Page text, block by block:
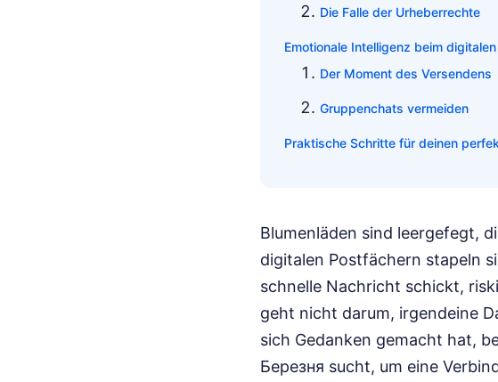
Die Falle der Urheberrechte
Emotionale Intelligenz beim digitalen
Der Moment des Versendens
Gruppenchats vermeiden
Praktische Schritte für deinen
Blumenläden sind leergefegt,
digitalen Postfächern stapeln
schnelle Nachricht schickt,
geht nicht darum, irgendeine
sich Gedanken gemacht hat,
Березня sucht, um eine